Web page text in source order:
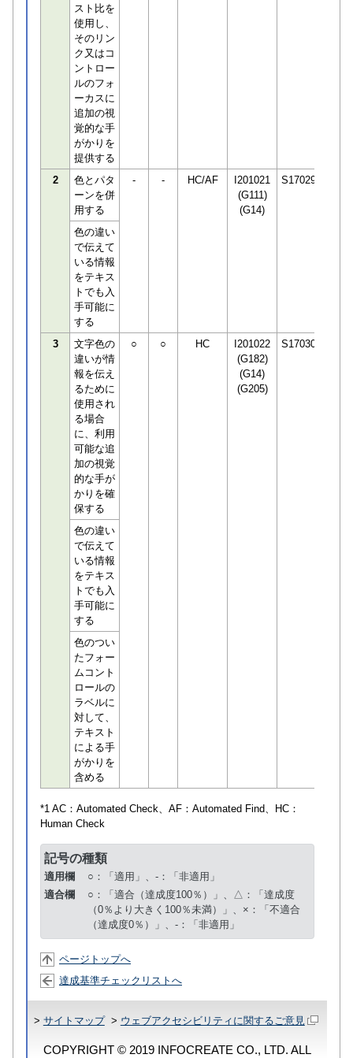
スト比を
使用し、
そのリン
ク又はコ
ントロー
ルのフォ
ーカスに
追加の視
覚的な手
がかりを
提供する
2
色とパタ
ーンを併
用する
- - HC/AF
I201021
(G111)
(G14)
S170294
色の違い
で伝えて
いる情報
をテキス
トでも入
手可能に
する
3
文字色の
違いが情
報を伝え
るために
使用され
る場合
に、利用
可能な追
加の視覚
的な手が
かりを確
保する
○ ○ HC
I201022
(G182)
(G14)
(G205)
S170306
色の違い
で伝えて
いる情報
をテキス
トでも入
手可能に
する
色のつい
たフォー
ムコント
ロールの
ラベルに
対して、
テキスト
による手
がかりを
含める
*1 AC： Automated Check、AF： Automated Find、HC：
Human Check
記号の種類
適用欄
○：「適用」、-：「非適用」
適合欄
○：「適合（達成度100％）」、△：「達成度
（0％より大きく100％未満）」、×：「不適合
（達成度0％）」、-：「非適用」
ページトップへ
達成基準チェックリストへ
> サイトマップ> ウェブアクセシビリティに関するご意見
COPYRIGHT © 2019 INFOCREATE CO., LTD. ALL